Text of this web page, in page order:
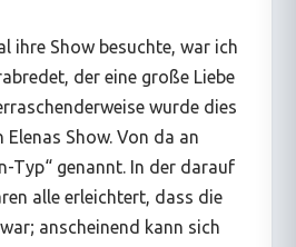
ihre Show besuchte, war ich
der eine große Liebe
wurde dies
Elenas Show. Von da an
Typ“ genannt. In der darauf
alle erleichtert, dass die
anscheinend kann sich